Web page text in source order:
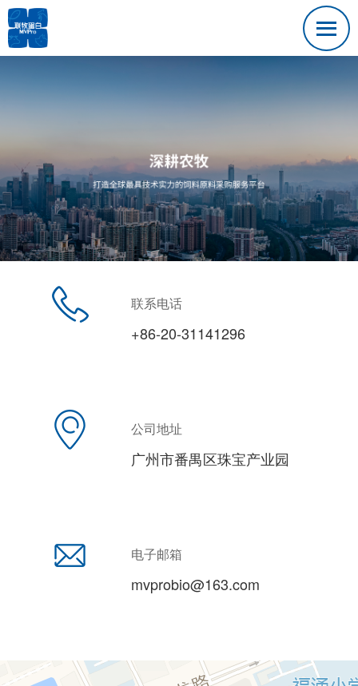
联系电话
+86-20-31141296
公司地址
广州市番禺区珠宝产业园
电子邮箱
mvprobio@163.com